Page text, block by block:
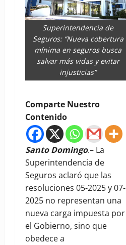
Superintendencia de
Seguros: “Nueva cobertura
mínima en seguros busca
salvar más vidas y evitar
injusticias”
Comparte Nuestro
Contenido
Santo Domingo.– La
Superintendencia de
Seguros aclaró que las
resoluciones 05-2025 y 07-
2025 no representan una
nueva carga impuesta por
el Gobierno, sino que
obedece a